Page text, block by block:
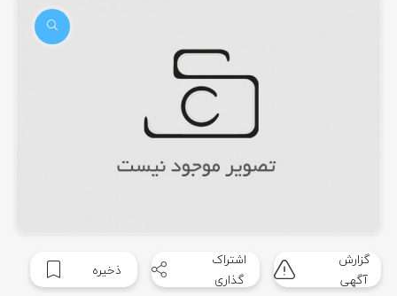
گزارش
آگهی
اشتراک
گذاری
ذخیره